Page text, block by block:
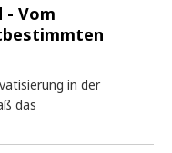
- Vom
in der
das